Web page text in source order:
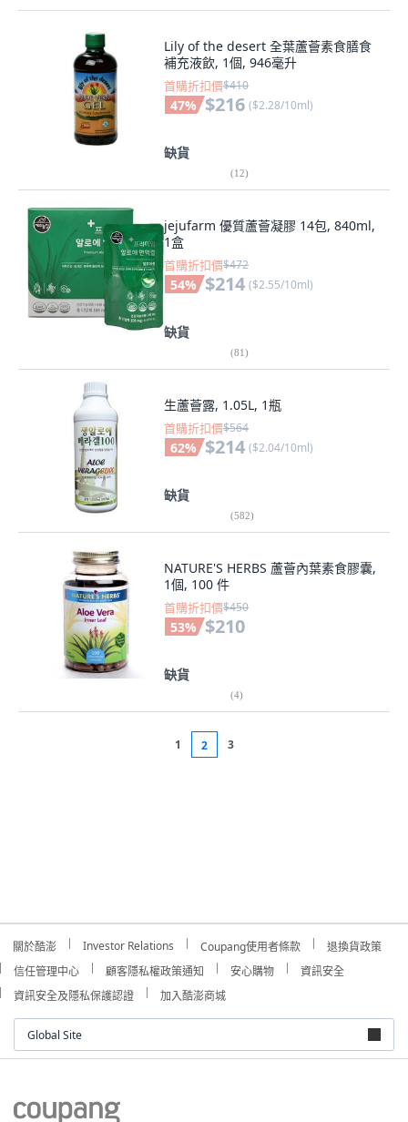
Lily of the desert 全葉蘆薈素食膳食
補充液飲, 1個, 946毫升
首購折扣價$410
47% $216 ($2.28/10ml)
缺貨
(12)
jejufarm 優質蘆薈凝膠 14包, 840ml,
1盒
首購折扣價$472
54% $214 ($2.55/10ml)
缺貨
(81)
生蘆薈露, 1.05L, 1瓶
首購折扣價$564
62% $214 ($2.04/10ml)
缺貨
(582)
NATURE'S HERBS 蘆薈內葉素食膠囊,
1個, 100 件
首購折扣價$450
53% $210
缺貨
(4)
1 2 3
關於酷澎 Investor Relations Coupang使用者條款
退換貨政策
信任管理中心
顧客隱私權政策通知 安心購物
資訊安全
資訊安全及隱私保護認證
加入酷澎商城
Global Site